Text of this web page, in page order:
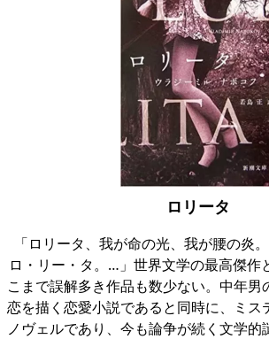
ロリータ
「ロリータ、我が命の光、我が腰の炎
ロ・リー・タ。…」世界文学の最高傑作
こまで誤解多き作品も数少ない。中年男
恋を描く恋愛小説であると同時に、ミス
ノヴェルであり、今も論争が続く文学的